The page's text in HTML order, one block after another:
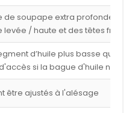
de soupape extra profondes
/ haute et des têtes
d’huile plus basse que
si la bague d'huile
être ajustés à l'alésage